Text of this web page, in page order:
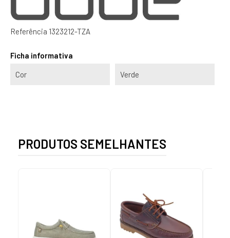
Referência 1323212-TZA
Ficha informativa
Cor Verde
PRODUTOS SEMELHANTES